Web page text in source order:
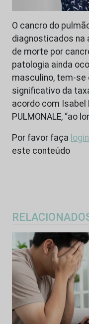
O cancro do
diagnosticados na
de morte por
patologia ainda
masculino, tem-
significativo da
acordo com Isabel
PULMONALE, “ao
Por favor faça login
este conteúdo